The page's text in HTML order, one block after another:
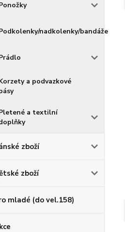
nadkolenky/bandáže
a podvazkové
a textilní
zboží
zboží
mladé (do vel.158)